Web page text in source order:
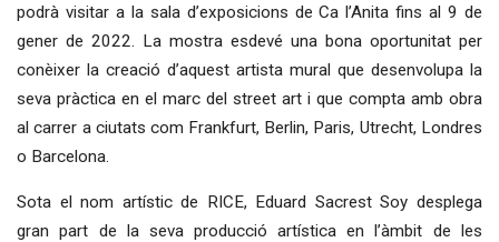
podrà visitar a la sala d’exposicions de Ca l’Anita fins al 9 de
gener de 2022. La mostra esdevé una bona oportunitat per
conèixer la creació d’aquest artista mural que desenvolupa la
seva pràctica en el marc del street art i que compta amb obra
al carrer a ciutats com Frankfurt, Berlin, Paris, Utrecht, Londres
o Barcelona.
Sota el nom artístic de RICE, Eduard Sacrest Soy desplega
gran part de la seva producció artística en l’àmbit de les